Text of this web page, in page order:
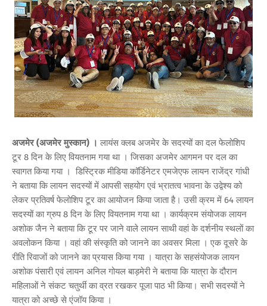
अजमेर (अजमेर मुस्कान) । लायंस क्लब अजमेर के सदस्यों का दल फेलोशिप
टूर 8 दिन के लिए वियतनाम गया था । जिसका अजमेर आगमन पर दल का
स्वागत किया गया । डिस्ट्रिक मीडिया कॉर्डिनेटर एमजेएफ लायन राजेंद्र गांधी
ने बताया कि लायन सदस्यों में आपसी सहयोग एवं भ्रातत्व भावना के उद्वेश्य को
लेकर प्रतिवर्ष फेलोशिप टूर का आयोजन किया जाता है। उसी क्रम में 64 लायन
सदस्यों का ग्रुप 8 दिन के लिए वियतनाम गया था । कार्यक्रम संयोजक लायन
अशोक जैन ने बताया कि टूर पर जाने वाले लायन साथी वहां के दर्शनीय स्थलों का
अवलोकन किया । वहां की संस्कृति को जानने का अवसर मिला । एक दूसरे के
रीति रिवाजों को जानने का प्रयास किया गया । यात्रा के सहसंयोजक लायन
अशोक पंसारी एवं लायन अनिल गोयल बाड़मेरी ने बताया कि यात्रा के दौरान
महिलाओं ने संकट चतुर्थी का व्रत रखकर पूजा पाठ भी किया। सभी सदस्यों ने
यात्रा को अच्छे से एंजॉय किया ।